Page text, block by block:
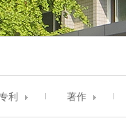
利 著作